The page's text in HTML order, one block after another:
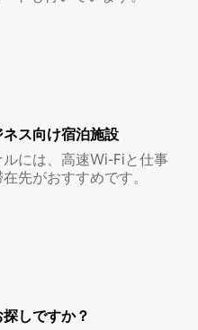
ス⁠向⁠け宿⁠泊⁠施⁠設
には、高速Wi-Fiと仕事
先がおすすめです。
しですか？